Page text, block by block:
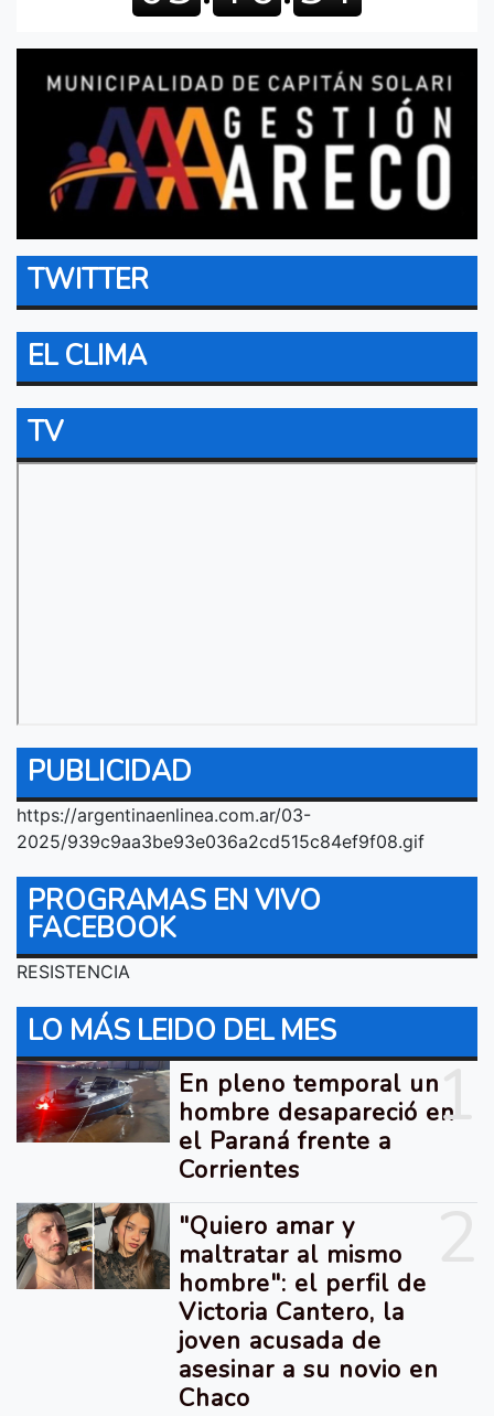
TWITTER
EL CLIMA
TV
PUBLICIDAD
https://argentinaenlinea.com.ar/03-
2025/939c9aa3be93e036a2cd515c84ef9f08.gif
PROGRAMAS EN VIVO
FACEBOOK
RESISTENCIA
LO MÁS LEIDO DEL MES
1
En pleno temporal un
hombre desapareció en
el Paraná frente a
Corrientes
"Quiero amar y
maltratar al mismo
hombre": el perfil de
Victoria Cantero, la
joven acusada de
asesinar a su novio en
Chaco